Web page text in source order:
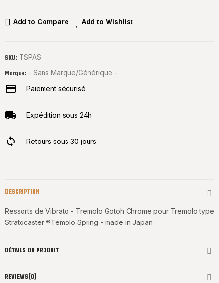
Add to Compare Add to Wishlist
SKU: TSPAS
Marque: - Sans Marque/Générique -
Paiement sécurisé
Expédition sous 24h
Retours sous 30 jours
DESCRIPTION
Ressorts de Vibrato - Tremolo Gotoh Chrome pour Tremolo type
Stratocaster ®Temolo Spring - made in Japan
DÉTAILS DU PRODUIT
REVIEWS(0)